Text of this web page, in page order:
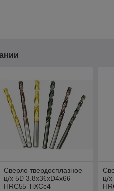
Сверло твердосплавное
ц/х 5D 3.8x36xD4x66
HRC55 TiXCo4
ц/